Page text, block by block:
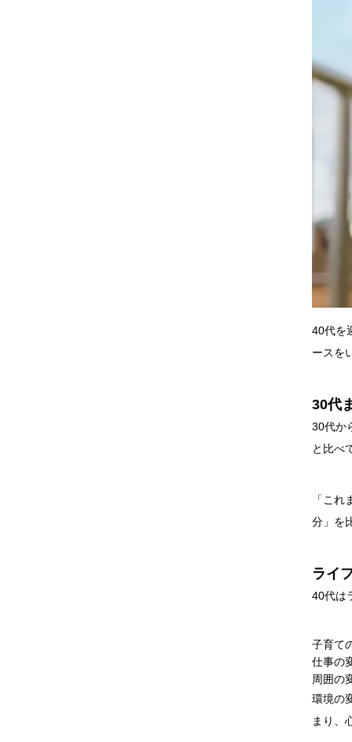
40代を
ースを
30代
30代か
と比べ
「こ
分」を
ライ
40代は
子育て
仕事の
周囲の
環境の
まり、